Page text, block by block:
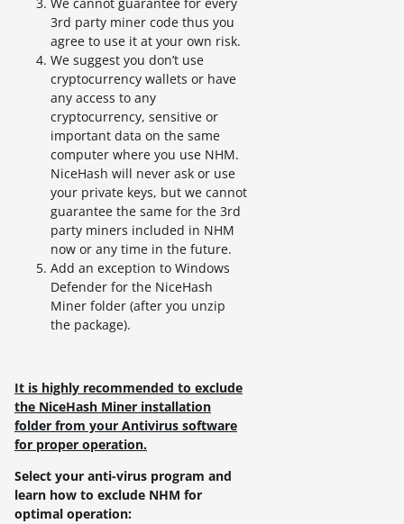
3rd party miner code thus you
agree to use it at your own risk.
We suggest you don’t use
cryptocurrency wallets or have
any access to any
cryptocurrency, sensitive or
important data on the same
computer where you use NHM.
NiceHash will never ask or use
your private keys, but we cannot
guarantee the same for the 3rd
party miners included in NHM
now or any time in the future.
Add an exception to Windows
Defender for the NiceHash
Miner folder (after you unzip
the package).
It is highly recommended to exclude
the NiceHash Miner installation
folder from your Antivirus software
for proper operation.
Select your anti-virus program and
learn how to exclude NHM for
optimal operation: